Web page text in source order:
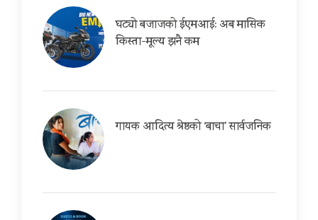
घट्यो बजाजको ईएमआई: अब मासिक
किस्ता-मूल्य झनै कम
गायक आदित्य श्रेष्ठको ‘बाचा’ सार्वजनिक